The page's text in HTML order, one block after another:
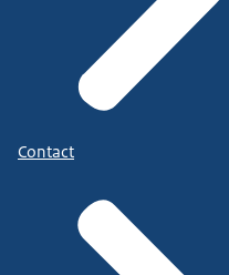
Contact